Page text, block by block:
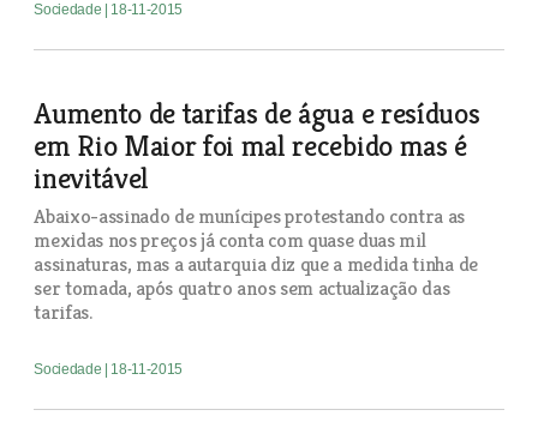
Sociedade | 18-11-2015
Aumento de tarifas de água e resíduos
em Rio Maior foi mal recebido mas é
inevitável
Abaixo-assinado de munícipes protestando contra as
mexidas nos preços já conta com quase duas mil
assinaturas, mas a autarquia diz que a medida tinha de
ser tomada, após quatro anos sem actualização das
tarifas.
Sociedade | 18-11-2015